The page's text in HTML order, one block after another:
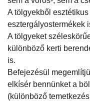
A tölgyekből
esztergályostermékek
A tölgyeket
különböző kerti
is.
Befejezésül
elkísér bennünket a
(különböző